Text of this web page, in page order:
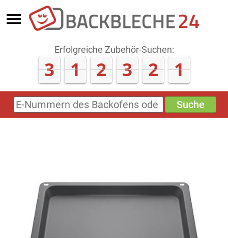
Erfolgreiche Zubehör-Suchen:
3 1 2 3 2 1
E-
Nummern
Suche